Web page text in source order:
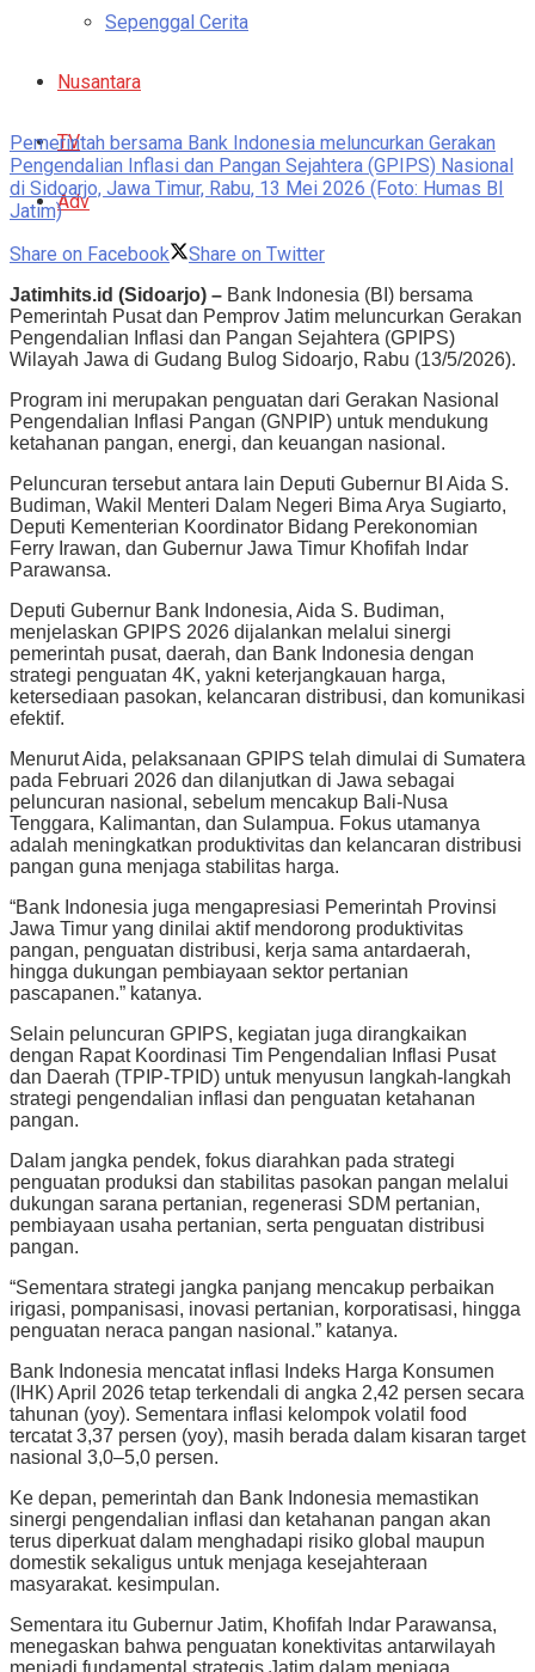
Sepenggal Cerita
Nusantara
TV
Adv
Pemerintah bersama Bank Indonesia meluncurkan Gerakan
Pengendalian Inflasi dan Pangan Sejahtera (GPIPS) Nasional
di Sidoarjo, Jawa Timur, Rabu, 13 Mei 2026 (Foto: Humas BI
Jatim)
Share on Facebook
Share on Twitter
Jatimhits.id (Sidoarjo) – Bank Indonesia (BI) bersama
Pemerintah Pusat dan Pemprov Jatim meluncurkan Gerakan
Pengendalian Inflasi dan Pangan Sejahtera (GPIPS)
Wilayah Jawa di Gudang Bulog Sidoarjo, Rabu (13/5/2026).
Program ini merupakan penguatan dari Gerakan Nasional
Pengendalian Inflasi Pangan (GNPIP) untuk mendukung
ketahanan pangan, energi, dan keuangan nasional.
Peluncuran tersebut antara lain Deputi Gubernur BI Aida S.
Budiman, Wakil Menteri Dalam Negeri Bima Arya Sugiarto,
Deputi Kementerian Koordinator Bidang Perekonomian
Ferry Irawan, dan Gubernur Jawa Timur Khofifah Indar
Parawansa.
Deputi Gubernur Bank Indonesia, Aida S. Budiman,
menjelaskan GPIPS 2026 dijalankan melalui sinergi
pemerintah pusat, daerah, dan Bank Indonesia dengan
strategi penguatan 4K, yakni keterjangkauan harga,
ketersediaan pasokan, kelancaran distribusi, dan komunikasi
efektif.
Menurut Aida, pelaksanaan GPIPS telah dimulai di Sumatera
pada Februari 2026 dan dilanjutkan di Jawa sebagai
peluncuran nasional, sebelum mencakup Bali-Nusa
Tenggara, Kalimantan, dan Sulampua. Fokus utamanya
adalah meningkatkan produktivitas dan kelancaran distribusi
pangan guna menjaga stabilitas harga.
“Bank Indonesia juga mengapresiasi Pemerintah Provinsi
Jawa Timur yang dinilai aktif mendorong produktivitas
pangan, penguatan distribusi, kerja sama antardaerah,
hingga dukungan pembiayaan sektor pertanian
pascapanen.” katanya.
Selain peluncuran GPIPS, kegiatan juga dirangkaikan
dengan Rapat Koordinasi Tim Pengendalian Inflasi Pusat
dan Daerah (TPIP-TPID) untuk menyusun langkah-langkah
strategi pengendalian inflasi dan penguatan ketahanan
pangan.
Dalam jangka pendek, fokus diarahkan pada strategi
penguatan produksi dan stabilitas pasokan pangan melalui
dukungan sarana pertanian, regenerasi SDM pertanian,
pembiayaan usaha pertanian, serta penguatan distribusi
pangan.
“Sementara strategi jangka panjang mencakup perbaikan
irigasi, pompanisasi, inovasi pertanian, korporatisasi, hingga
penguatan neraca pangan nasional.” katanya.
Bank Indonesia mencatat inflasi Indeks Harga Konsumen
(IHK) April 2026 tetap terkendali di angka 2,42 persen secara
tahunan (yoy). Sementara inflasi kelompok volatil food
tercatat 3,37 persen (yoy), masih berada dalam kisaran target
nasional 3,0–5,0 persen.
Ke depan, pemerintah dan Bank Indonesia memastikan
sinergi pengendalian inflasi dan ketahanan pangan akan
terus diperkuat dalam menghadapi risiko global maupun
domestik sekaligus untuk menjaga kesejahteraan
masyarakat. kesimpulan.
Sementara itu Gubernur Jatim, Khofifah Indar Parawansa,
menegaskan bahwa penguatan konektivitas antarwilayah